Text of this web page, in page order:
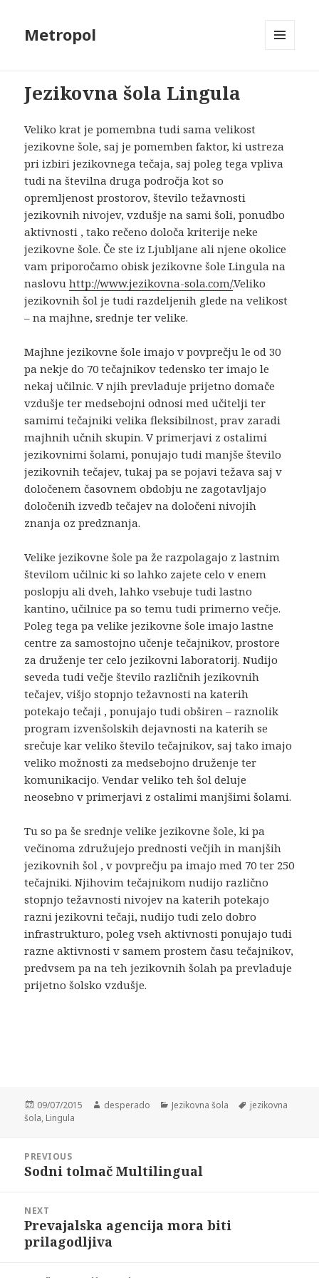
Metropol
Jezikovna šola Lingula
Veliko krat je pomembna tudi sama velikost
jezikovne šole, saj je pomemben faktor, ki ustreza
pri izbiri jezikovnega tečaja, saj poleg tega vpliva
tudi na številna druga področja kot so
opremljenost prostorov, število težavnosti
jezikovnih nivojev, vzdušje na sami šoli, ponudbo
aktivnosti , tako rečeno določa kriterije neke
jezikovne šole. Če ste iz Ljubljane ali njene okolice
vam priporočamo obisk jezikovne šole Lingula na
naslovuhttp://www.jezikovna-sola.com/.Veliko
jezikovnih šol je tudi razdeljenih glede na velikost
– na majhne, srednje ter velike.
Majhne jezikovne šole imajo v povprečju le od 30
pa nekje do 70 tečajnikov tedensko ter imajo le
nekaj učilnic. V njih prevladuje prijetno domače
vzdušje ter medsebojni odnosi med učitelji ter
samimi tečajniki velika fleksibilnost, prav zaradi
majhnih učnih skupin. V primerjavi z ostalimi
jezikovnimi šolami, ponujajo tudi manjše število
jezikovnih tečajev, tukaj pa se pojavi težava saj v
določenem časovnem obdobju ne zagotavljajo
določenih izvedb tečajev na določeni nivojih
znanja oz predznanja.
Velike jezikovne šole pa že razpolagajo z lastnim
številom učilnic ki so lahko zajete celo v enem
poslopju ali dveh, lahko vsebuje tudi lastno
kantino, učilnice pa so temu tudi primerno večje.
Poleg tega pa velike jezikovne šole imajo lastne
centre za samostojno učenje tečajnikov, prostore
za druženje ter celo jezikovni laboratorij. Nudijo
seveda tudi večje število različnih jezikovnih
tečajev, višjo stopnjo težavnosti na katerih
potekajo tečaji , ponujajo tudi obširen – raznolik
program izvenšolskih dejavnosti na katerih se
srečuje kar veliko število tečajnikov, saj tako imajo
veliko možnosti za medsebojno druženje ter
komunikacijo. Vendar veliko teh šol deluje
neosebno v primerjavi z ostalimi manjšimi šolami.
Tu so pa še srednje velike jezikovne šole, ki pa
večinoma združujejo prednosti večjih in manjših
jezikovnih šol , v povprečju pa imajo med 70 ter 250
tečajniki. Njihovim tečajnikom nudijo različno
stopnjo težavnosti nivojev na katerih potekajo
razni jezikovni tečaji, nudijo tudi zelo dobro
infrastrukturo, poleg vseh aktivnosti ponujajo tudi
razne aktivnosti v samem prostem času tečajnikov,
predvsem pa na teh jezikovnih šolah pa prevladuje
prijetno šolsko vzdušje.
Posted
on
09/07/2015 Author
desperado Categories
Jezikovna šola Tags
jezikovna
šola, Lingula
navigation
PREVIOUS
Previous
Sodni tolmač Multilingual
NEXT
Next
post:
Prevajalska agencija mora biti
prilagodljiva